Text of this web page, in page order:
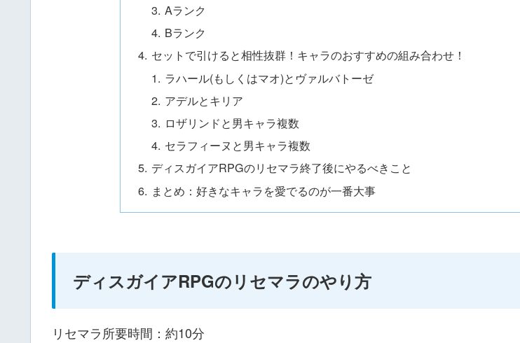
Aランク
Bランク
セットで引けると相性抜群！キャラのおすすめの組み合わせ！
ラハール(もしくはマオ)とヴァルバトーゼ
アデルとキリア
ロザリンドと男キャラ複数
セラフィーヌと男キャラ複数
ディスガイアRPGのリセマラ終了後にやるべきこと
まとめ：好きなキャラを愛でるのが一番大事
ディスガイアRPGのリセマラのやり方
リセマラ所要時間：約10分